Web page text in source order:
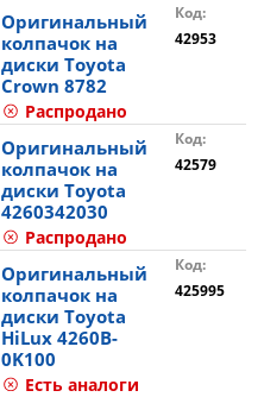
Оригинальный
колпачок на
диски Toyota
Crown 8782
Распродано
Код:
42953
Оригинальный
колпачок на
диски Toyota
4260342030
Распродано
Код:
42579
Оригинальный
колпачок на
диски Toyota
HiLux 4260B-
0K100
Есть аналоги
Код:
425995